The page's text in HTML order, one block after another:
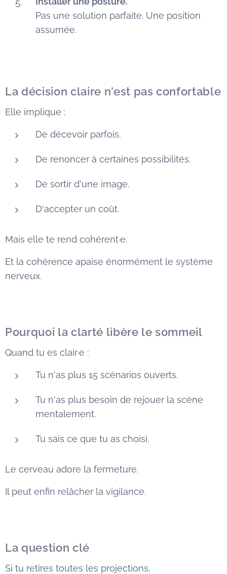
Pas une solution parfaite. Une position
assumée.
La décision claire n'est pas confortable
Elle implique :
De décevoir parfois.
De renoncer à certaines possibilités.
De sortir d'une image.
D'accepter un coût.
Mais elle te rend cohérent·e.
Et la cohérence apaise énormément le système
nerveux.
Pourquoi la clarté libère le sommeil
Quand tu es clair·e :
Tu n'as plus 15 scénarios ouverts.
Tu n'as plus besoin de rejouer la scène
mentalement.
Tu sais ce que tu as choisi.
Le cerveau adore la fermeture.
Il peut enfin relâcher la vigilance.
La question clé
Si tu retires toutes les projections,